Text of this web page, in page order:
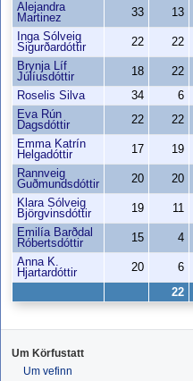
Alejandra
Martinez
33 13
Inga Sólveig
Sigurðardóttir
22 22
Brynja Líf
Júlíusdóttir
18 22
Roselis Silva
34 6
Eva Rún
Dagsdóttir
22 22
Emma Katrín
Helgadóttir
17 19
Rannveig
Guðmundsdóttir
20 20
Klara Sólveig
Björgvinsdóttir
19 11
Emilía Barðdal
Róbertsdóttir
15 4
Anna K.
Hjartardóttir
20 6
22
Um Körfustatt
Um vefinn